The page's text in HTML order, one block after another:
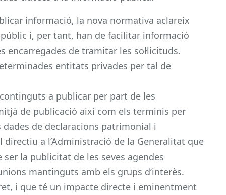
informació, la nova normativa aclareix
i, per tant, han de facilitar informació
de tramitar les sol·licituds.
entitats privades per tal de
a publicar per part de les
de publicació així com els terminis per
de declaracions patrimonial i
directiu a l’Administració de la Generalitat que
la publicitat de les seves agendes
mantinguts amb els grups d’interès.
i que té un impacte directe i eminentment